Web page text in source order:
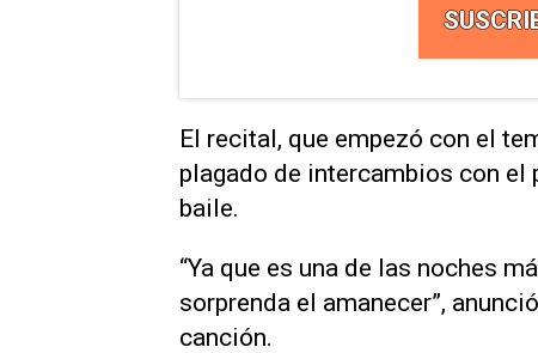
El recital, que empezó con el
plagado de intercambios con
baile.
“Ya que es una de las noches
sorprenda el amanecer”,
canción.